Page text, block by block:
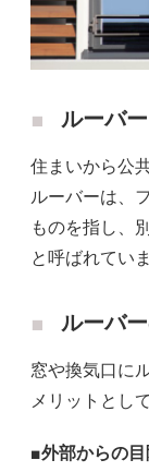
ルーバ
住まいから公
ルーバーは、
ものを指し、
と呼ばれていま
ルーバ
窓や換気口に
メリットとし
■外部からの